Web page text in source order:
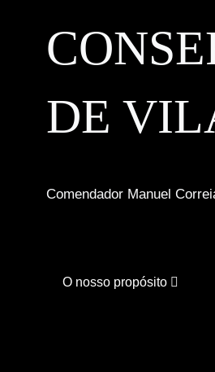
DE
Comendador Manuel
O nosso propósito